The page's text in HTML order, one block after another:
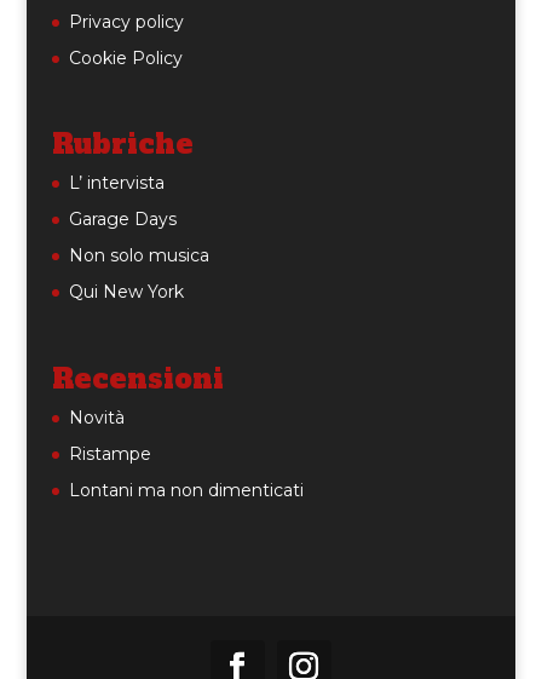
Privacy policy
Cookie Policy
Rubriche
L’ intervista
Garage Days
Non solo musica
Qui New York
Recensioni
Novità
Ristampe
Lontani ma non dimenticati